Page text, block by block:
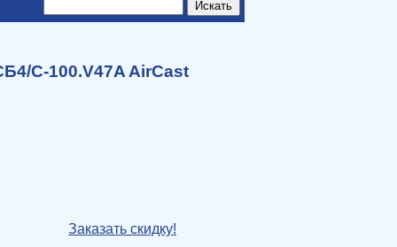
С-100.V47A AirCast
Заказать скидку!